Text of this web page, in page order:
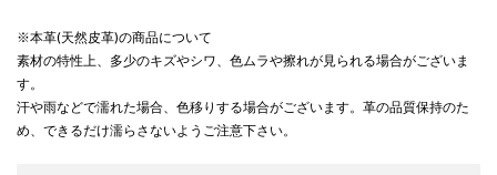
※本革(天然皮革)の商品について
素材の特性上、多少のキズやシワ、色ムラや擦れが見られる場合がございま
す。
汗や雨などで濡れた場合、色移りする場合がございます。革の品質保持のた
め、できるだけ濡らさないようご注意下さい。